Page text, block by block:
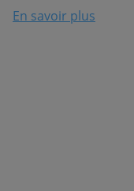
En savoir plus